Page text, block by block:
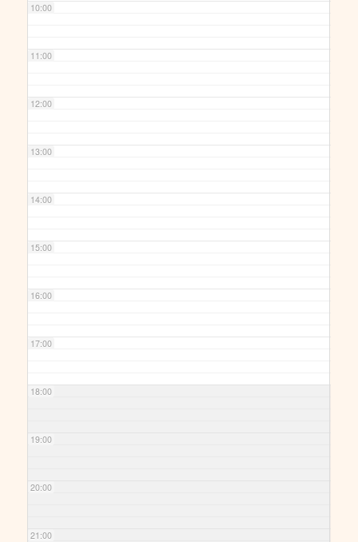
10:00
11:00
12:00
13:00
14:00
15:00
16:00
17:00
18:00
19:00
20:00
21:00